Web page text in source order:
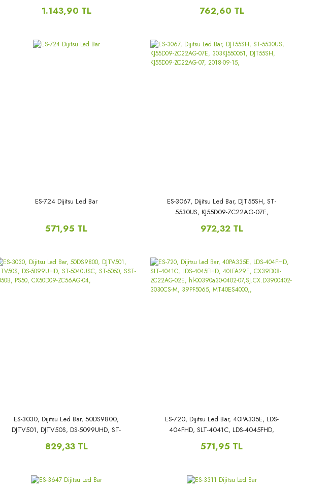
1.143,90 TL 762,60 TL
ES-724 Dijitsu Led Bar
571,95 TL
ES-3067, Dijitsu Led Bar, DJT55SH, ST-
5530US, KJ55D09-ZC22AG-07E,
07, 2018-09-15,
972,32 TL
ES-3030, Dijitsu Led Bar, 50DS9800,
DJTV501, DJTV50S, DS-5099UHD, ST-
CX50D09-ZC56AG-04,
829,33 TL
ES-720, Dijitsu Led Bar, 40PA335E, LDS-
404FHD, SLT-4041C, LDS-4045FHD,
00390a30-0402-07,SJ.CX.D3900402-
571,95 TL